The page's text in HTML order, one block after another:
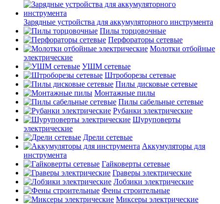
Зарядные устройства для аккумуляторного инструмента
Пилы торцовочные
Перфораторы сетевые
Молотки отбойные
электрические
УШМ сетевые
Штроборезы сетевые
Пилы дисковые сетевые
Монтажные пилы
Пилы сабельные сетевые
Рубанки электрические
Шуруповерты
электрические
Дрели сетевые
Аккумуляторы для
инструмента
Гайковерты сетевые
Граверы электрические
Лобзики электрические
Фены строительные
Миксеры электрические